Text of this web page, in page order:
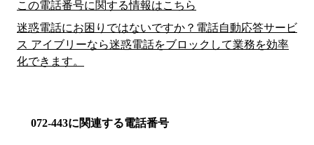
この電話番号に関する情報はこちら
迷惑電話にお困りではないですか？電話自動応答サービ
ス アイブリーなら迷惑電話をブロックして業務を効率
化できます。
072-443に関連する電話番号